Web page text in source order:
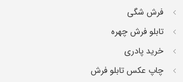
فرش شگی
تابلو فرش چهره
خرید پادری
چاپ عکس تابلو فرش